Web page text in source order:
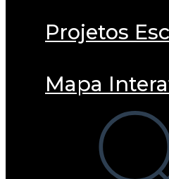
Projetos
Mapa
Alternar
pesquisa